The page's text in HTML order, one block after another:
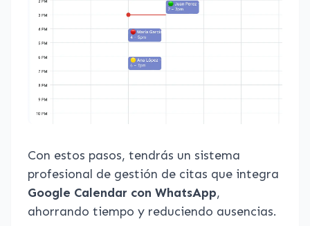
Con estos pasos, tendrás un sistema
profesional de gestión de citas que integra
Google Calendar con WhatsApp,
ahorrando tiempo y reduciendo ausencias.